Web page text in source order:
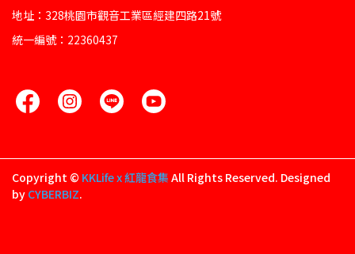
地址：328桃園市觀音工業區經建四路21號
統一編號：22360437
Copyright © KKLife x 紅龍食集 All Rights Reserved. Designed
by CYBERBIZ.